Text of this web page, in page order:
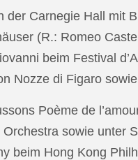
Carnegie Hall mit
(R.: Romeo
beim Festival
Nozze di Figaro
Poème de
sowie
beim Hong Kong